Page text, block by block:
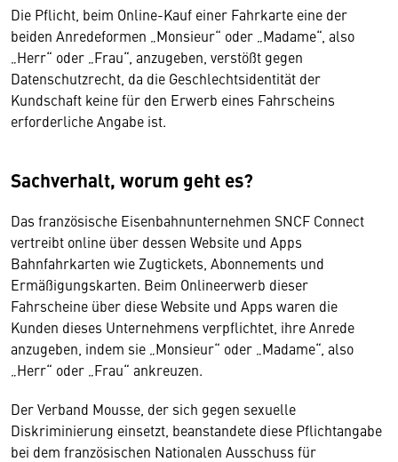
Die Pflicht, beim Online-Kauf einer Fahrkarte eine der
beiden Anredeformen „Monsieur“ oder „Madame“, also
„Herr“ oder „Frau“, anzugeben, verstößt gegen
Datenschutzrecht, da die Geschlechtsidentität der
Kundschaft keine für den Erwerb eines Fahrscheins
erforderliche Angabe ist.
Sachverhalt, worum geht es?
Das französische Eisenbahnunternehmen SNCF Connect
vertreibt online über dessen Website und Apps
Bahnfahrkarten wie Zugtickets, Abonnements und
Ermäßigungskarten. Beim Onlineerwerb dieser
Fahrscheine über diese Website und Apps waren die
Kunden dieses Unternehmens verpflichtet, ihre Anrede
anzugeben, indem sie „Monsieur“ oder „Madame“, also
„Herr“ oder „Frau“ ankreuzen.
Der Verband Mousse, der sich gegen sexuelle
Diskriminierung einsetzt, beanstandete diese Pflichtangabe
bei dem französischen Nationalen Ausschuss für